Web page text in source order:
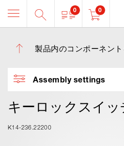
0 0
製品内のコンポーネン
Assembly settings
キーロックスイ
K14-236.22200